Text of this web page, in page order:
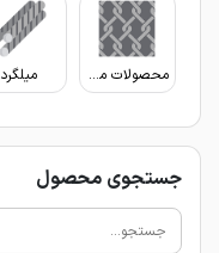
محصولات مفتولی میلگرد
جستجوی محصول